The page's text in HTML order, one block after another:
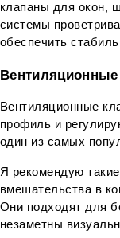
клапаны для окон,
системы
обеспечить
Вентиляционные
профиль и
один из самых
Я рекомендую
вмешательства в
Они подходят для
незаметны
Поможем с
Наш